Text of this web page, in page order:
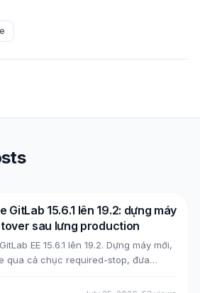
GitLab 15.6.1 lên 19.2: dựng máy
sau lưng production
EE 15.6.1 lên 19.2. Dựng máy mới,
qua cả chục required-stop, đưa
rồi cutover bằng split-